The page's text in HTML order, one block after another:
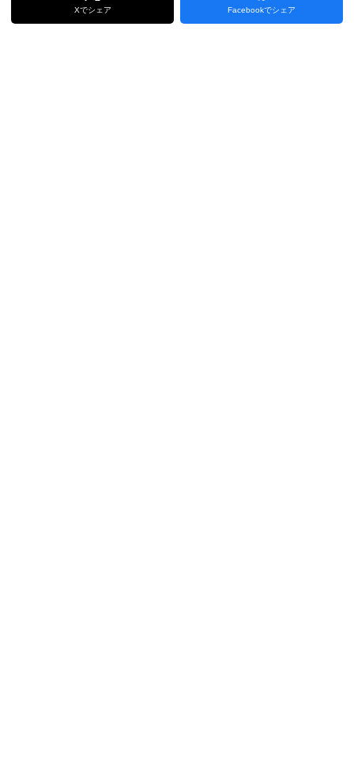
Xでシェア Facebookでシェア